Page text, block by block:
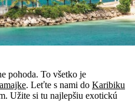
pohoda. To všetko je
. Leťte s nami do Karibiku
Užite si tu najlepšiu exotickú